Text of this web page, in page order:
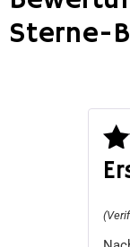
Sterne-